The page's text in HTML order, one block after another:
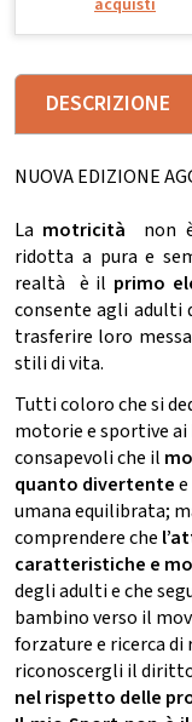
DESCRIZIONE
NUOVA EDIZIONE
La motricità
non
ridotta a pura e
realtà è il primo
consente agli adulti
trasferire loro
stili di vita.
Tutti coloro che si
motorie e sportive ai
consapevoli che il
quanto divertente
umana equilibrata;
comprendere che
caratteristiche e
degli adulti e che
bambino verso il
forzature e ricerca
riconoscergli il
nel rispetto delle